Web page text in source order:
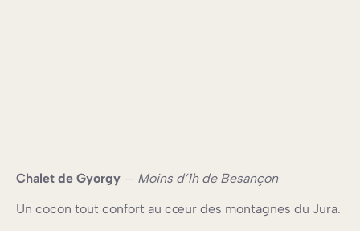
Chalet de Gyorgy — Moins d’1h de Besançon
Un cocon tout confort au cœur des montagnes du Jura.